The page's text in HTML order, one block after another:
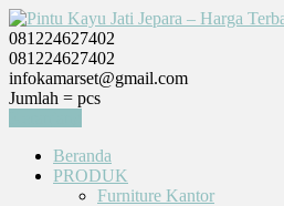
081224627402
081224627402
infokamarset@gmail.com
Jumlah = pcs
Beranda
PRODUK
Furniture Kantor